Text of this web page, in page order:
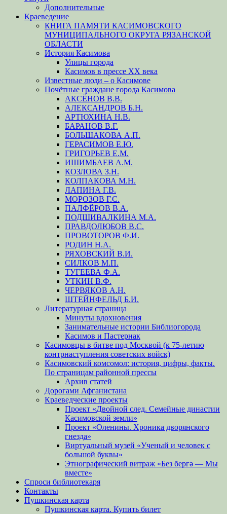
Дополнительные
Краеведение
КНИГА ПАМЯТИ КАСИМОВСКОГО
МУНИЦИПАЛЬНОГО ОКРУГА РЯЗАНСКОЙ
ОБЛАСТИ
История Касимова
Улицы города
Касимов в прессе XX века
Известные люди – о Касимове
Почётные граждане города Касимова
АКСЁНОВ В.В.
АЛЕКСАНДРОВ Б.Н.
АРТЮХИНА Н.В.
БАРАНОВ В.Г.
БОЛЬШАКОВА А.П.
ГЕРАСИМОВ Е.Ю.
ГРИГОРЬЕВ Е.М.
ИШИМБАЕВ А.М.
КОЗЛОВА З.Н.
КОЛПАКОВА М.Н.
ЛАПИНА Г.В.
МОРОЗОВ Г.С.
ПАЛФЁРОВ В.А.
ПОДШИВАЛКИНА М.А.
ПРАВДОЛЮБОВ В.С.
ПРОВОТОРОВ Ф.И.
РОДИН Н.А.
РЯХОВСКИЙ В.И.
СИЛКОВ М.П.
ТУГЕЕВА Ф.А.
УТКИН В.Ф.
ЧЕРВЯКОВ А.Н.
ШТЕЙНФЕЛЬД Б.И.
Литературная страница
Минуты вдохновения
Занимательные истории Библиогорода
Касимов и Пастернак
Касимовцы в битве под Москвой (к 75-летию
контрнаступления советских войск)
Касимовский комсомол: история, цифры, факты.
По страницам районной прессы
Архив статей
Дорогами Афганистана
Краеведческие проекты
Проект «Двойной след. Семейные династии
Касимовской земли»
Проект «Оленины. Хроника дворянского
гнезда»
Виртуальный музей «Ученый и человек с
большой буквы»
Этнографический витраж «Без бергə — Мы
вместе»
Спроси библиотекаря
Контакты
Пушкинская карта
Пушкинская карта. Купить билет